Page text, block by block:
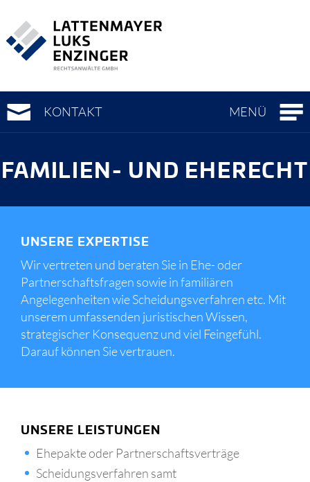
Hauptnavigation
(Accesskey
Seiteninhalt
(Accesskey
Metanavigation
(Accesskey
KONTAKT MENÜ
FAMILIEN- UND EHERECHT
UNSERE EXPERTISE
Wir vertreten und beraten Sie in Ehe- oder
Partnerschaftsfragen sowie in familiären
Angelegenheiten wie Scheidungsverfahren etc. Mit
unserem umfassenden juristischen Wissen,
strategischer Konsequenz und viel Feingefühl.
Darauf können Sie vertrauen.
UNSERE LEISTUNGEN
Ehepakte oder Partnerschaftsverträge
Scheidungsverfahren samt